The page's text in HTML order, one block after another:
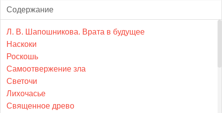
Содержание
Л. В. Шапошникова. Врата в будущее
Наскоки
Роскошь
Самоотвержение зла
Светочи
Лихочасье
Священное древо